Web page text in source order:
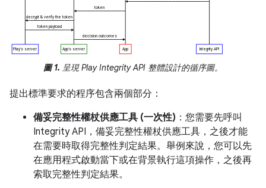
圖 1. 呈現 Play Integrity API 整體設計的循序圖。
提出標準要求的程序包含兩個部分：
備妥完整性權杖供應工具 (一次性) ：您需要先呼叫
Integrity API，備妥完整性權杖供應工具，之後才能
在需要時取得完整性判定結果。舉例來說，您可以先
在應用程式啟動當下或在背景執行這項操作，之後再
索取完整性判定結果。